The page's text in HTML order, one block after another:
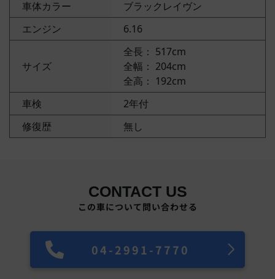
車体カラー
ブラックレイヴン
エンジン
6.16
サイズ
全長： 517cm
全幅： 204cm
全高： 192cm
車検
2年付
修復歴
無し
CONTACT US
この車について問い合わせる
04-2991-7770